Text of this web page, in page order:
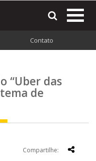
Contato
“Uber das
de
Compartilhe: